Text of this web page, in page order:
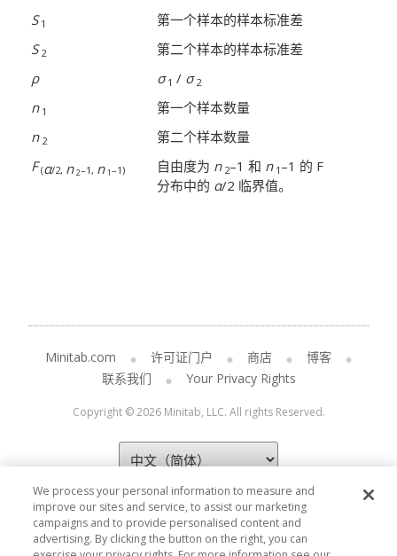
S 1
第一个样本的样本标准差
S 2
第二个样本的样本标准差
ρ
σ 1 / σ 2
n 1
第一个样本数量
n 2
第二个样本数量
F (α/2, n 2–1, n 1–1) 自由度为 n 2–1 和 n 1 –1 的 F
分布中的 α/2 临界值。
Minitab.com 许可证门户 商店
博客
联系我们
Your Privacy Rights
Copyright © 2026 Minitab, LLC. All rights Reserved.
We process your personal information to measure and
improve our sites and service, to assist our marketing
campaigns and to provide personalised content and
advertising. By clicking the button on the right, you can